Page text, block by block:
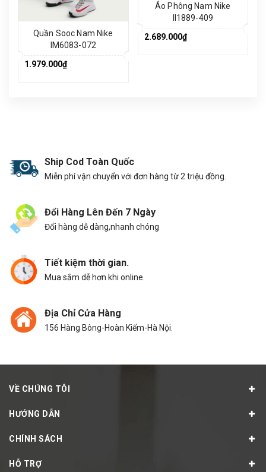
Quần Sooc Nam Nike
IM6083-072
1.979.000₫
Áo Phông Nam Nike
II1889-409
2.689.000₫
Ship Cod Toàn Quốc
Miễn phí vận chuyển với đơn hàng từ 2 triệu đồng.
Đổi Hàng Lên Đến 7 Ngày
Đổi hàng dễ dàng,nhanh chóng
Tiết kiệm thời gian.
Mua sắm dễ hơn khi online.
Địa Chỉ Cửa Hàng
156 Hàng Bông-Hoàn Kiếm-Hà Nội.
VỀ CHÚNG TÔI
HƯỚNG DẪN
CHÍNH SÁCH
HỖ TRỢ